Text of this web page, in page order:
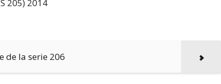
de la serie 206